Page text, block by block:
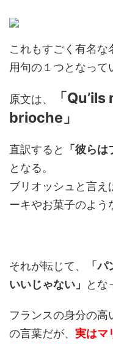
これもすごく有名
用句の１つとなって
原文は、
「
brioche」
直訳すると
「彼ら
となる。
ブリオッシュと言え
ーキやお菓子のよう
それが転じて、
「
いいじゃない」
とな
フランスの身分の高
の言葉だが、 実はマ